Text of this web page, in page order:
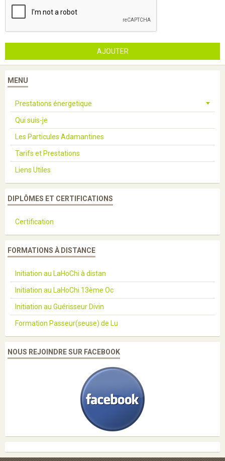
AJOUTER
MENU
Prestations énergetique
Qui suis-je
Les Particules Adamantines
Tarifs et Prestations
Liens Utiles
DIPLÔMES ET CERTIFICATIONS
Certification
FORMATIONS À DISTANCE
Initiation au LaHoChi à distan
Initiation au LaHoChi 13ème Oc
Initiation au Guérisseur Divin
Formation Passeur(seuse) de Lu
NOUS REJOINDRE SUR FACEBOOK